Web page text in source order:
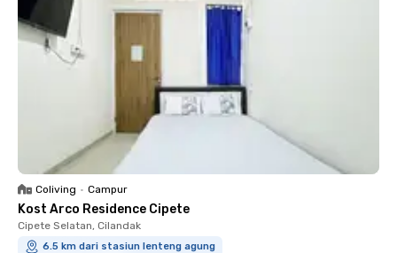
Coliving • Campur
Kost Arco Residence Cipete
Cipete Selatan, Cilandak
6.5 km dari stasiun lenteng agung